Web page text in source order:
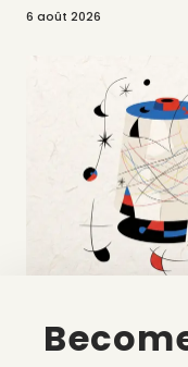
6 août 2026
Made in France en
à la carte